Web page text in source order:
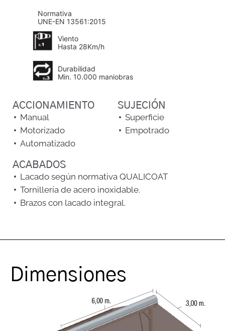
Normativa
UNE-EN 13561:2015
Viento
Hasta 28Km/h
Durabilidad
Min. 10.000 maniobras
ACCIONAMIENTO
Manual
Motorizado
Automatizado
SUJECIÓN
Superficie
Empotrado
ACABADOS
Lacado según normativa QUALICOAT
Tornillería de acero inoxidable.
Brazos con lacado integral.
Dimensiones